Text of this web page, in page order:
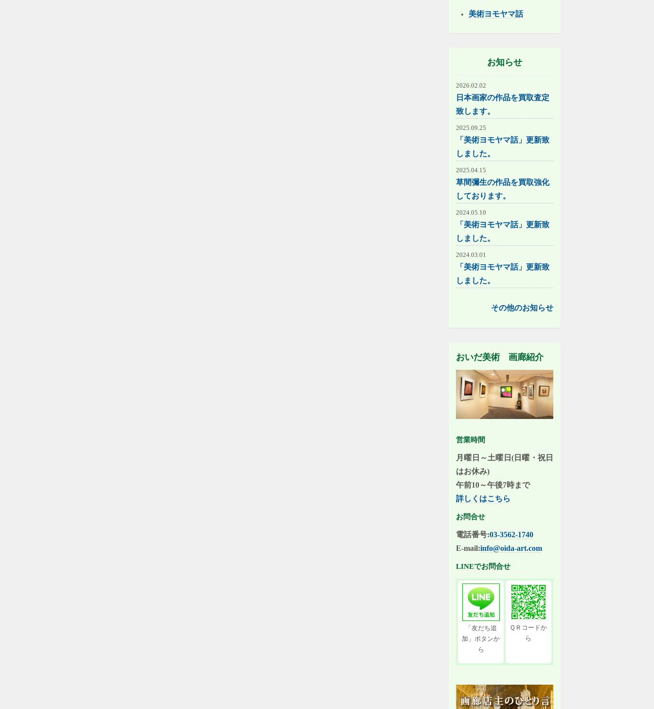
美術ヨモヤマ話
お知らせ
2026.02.02
日本画家の作品を買取査定
致します。
2025.09.25
「美術ヨモヤマ話」更新致
しました。
2025.04.15
草間彌生の作品を買取強化
しております。
2024.05.10
「美術ヨモヤマ話」更新致
しました。
2024.03.01
「美術ヨモヤマ話」更新致
しました。
その他のお知らせ
おいだ美術 画廊紹介
営業時間
月曜日～土曜日(日曜・祝日
はお休み)
午前10～午後7時まで
詳しくはこちら
お問合せ
電話番号:03-3562-1740
E-mail:info@oida-art.com
LINEでお問合せ
「友だち追
加」ボタンか
ら
ＱＲコードか
ら